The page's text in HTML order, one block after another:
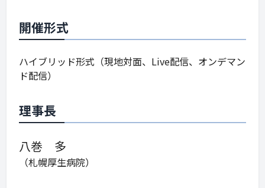
開催形式
ハイブリッド形式（現地対面、Live配信、オンデマン
ド配信）
理事長
八巻 多
（札幌厚生病院）